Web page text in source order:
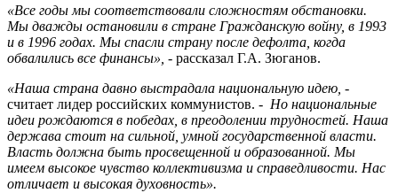
«Все годы мы соответствовали сложностям обстановки.
Мы дважды остановили в стране Гражданскую войну, в 1993
и в 1996 годах. Мы спасли страну после дефолта, когда
обвалились все финансы», - рассказал Г.А. Зюганов.
«Наша страна давно выстрадала национальную идею, -
считает лидер российских коммунистов. - Но национальные
идеи рождаются в победах, в преодолении трудностей. Наша
держава стоит на сильной, умной государственной власти.
Власть должна быть просвещенной и образованной. Мы
имеем высокое чувство коллективизма и справедливости. Нас
отличает и высокая духовность».